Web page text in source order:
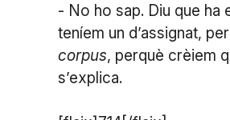
- No ho sap. Diu que ha
teníem un d’assignat,
corpus, perquè crèiem
s’explica.